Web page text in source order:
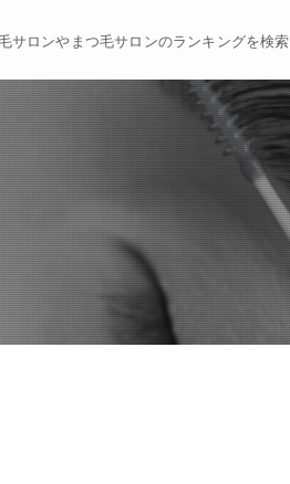
サロンやまつ毛サロンのランキングを検索